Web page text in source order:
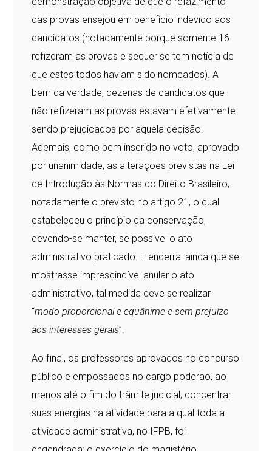
das provas ensejou em benefício indevido aos
candidatos (notadamente porque somente 16
refizeram as provas e sequer se tem notícia de
que estes todos haviam sido nomeados). A
bem da verdade, dezenas de candidatos que
não refizeram as provas estavam efetivamente
sendo prejudicados por aquela decisão.
Ademais, como bem inserido no voto, aprovado
por unanimidade, as alterações previstas na Lei
de Introdução às Normas do Direito Brasileiro,
notadamente o previsto no artigo 21, o qual
estabeleceu o princípio da conservação,
devendo-se manter, se possível o ato
administrativo praticado. E encerra: ainda que se
mostrasse imprescindível anular o ato
administrativo, tal medida deve se realizar
“modo proporcional e equânime e sem prejuízo
aos interesses gerais”.
Ao final, os professores aprovados no concurso
público e empossados no cargo poderão, ao
menos até o fim do trâmite judicial, concentrar
suas energias na atividade para a qual toda a
atividade administrativa, no IFPB, foi